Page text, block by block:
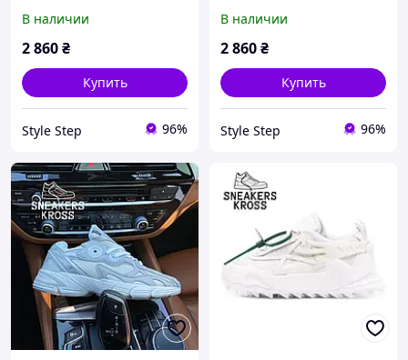
В наличии
2 860₴
Купить
Style Step 96%
В наличии
2 860₴
Купить
Style Step 96%